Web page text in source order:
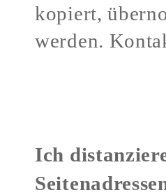
kopiert,
werden.
Ich